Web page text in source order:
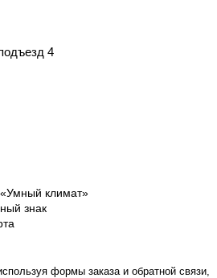
4
климат»
знак
формы заказа и обратной связи,